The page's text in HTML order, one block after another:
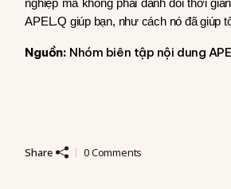
APEL.Q giúp bạn, như cách nó đã giúp
Nguồn: Nhóm biên tập nội dung
Share 0 Comments